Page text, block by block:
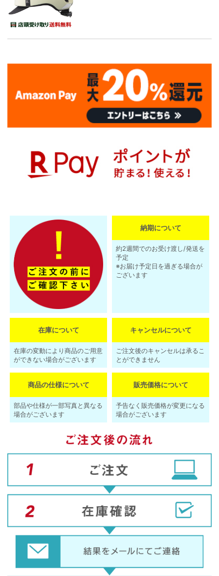
納期について
約2週間でのお受け渡し/発送を
予定
※お届け予定日を過ぎる場合が
ございます
在庫について
在庫の変動により商品のご用意
ができない場合がございます
キャンセルについて
ご注文後のキャンセルは承るこ
とができません
商品の仕様について
部品や仕様が一部写真と異なる
場合がございます
販売価格について
予告なく販売価格が変更になる
場合がございます